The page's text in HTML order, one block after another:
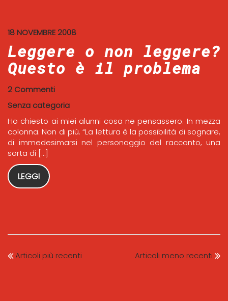
18 NOVEMBRE 2008
Leggere o non leggere?
Questo è il problema
2 Commenti
Senza categoria
Ho chiesto ai miei alunni cosa ne pensassero. In mezza
colonna. Non di più. “La lettura è la possibilità di sognare,
di immedesimarsi nel personaggio del racconto, una
sorta di […]
LEGGI
Articoli più recenti Articoli meno recenti